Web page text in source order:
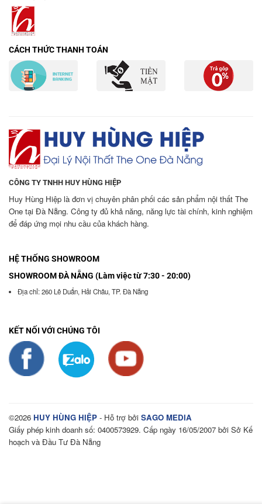
CÁCH THỨC THANH TOÁN
CÔNG TY TNHH HUY HÙNG HIỆP
Huy Hùng Hiệp là đơn vị chuyên phân phối các sản phẩm nội thất The
One tại Đà Nẵng. Công ty đủ khả năng, năng lực tài chính, kinh nghiệm
để đáp ứng mọi nhu cầu của khách hàng.
HỆ THỐNG SHOWROOM
SHOWROOM ĐÀ NẴNG (Làm việc từ 7:30 - 20:00)
Địa chỉ: 260 Lê Duẩn, Hải Châu, TP. Đà Nẵng
KẾT NỐI VỚI CHÚNG TÔI
©2026 HUY HÙNG HIỆP - Hỗ trợ bởi SAGO MEDIA
Giấy phép kinh doanh số: 0400573929. Cấp ngày 16/05/2007 bởi Sở Kế
hoạch và Đầu Tư Đà Nẵng